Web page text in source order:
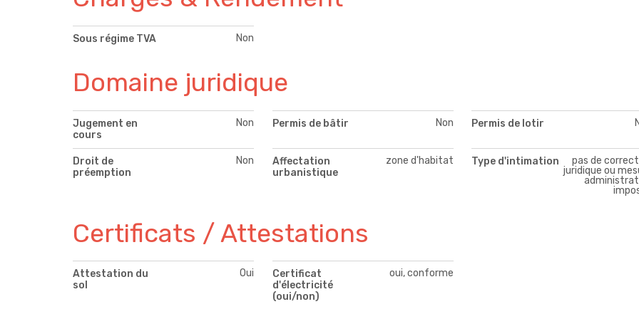
Sous régime TVA Non
Domaine juridique
Jugement en
cours
Non Permis de bâtir Non Permis de lotir
Droit de
préemption
Non
Affectation
urbanistique
zone d'habitat Type d'intimation
pas de
juridique ou
Certificats / Attestations
Attestation du
sol
Oui
Certificat
d'électricité
(oui/non)
oui, conforme